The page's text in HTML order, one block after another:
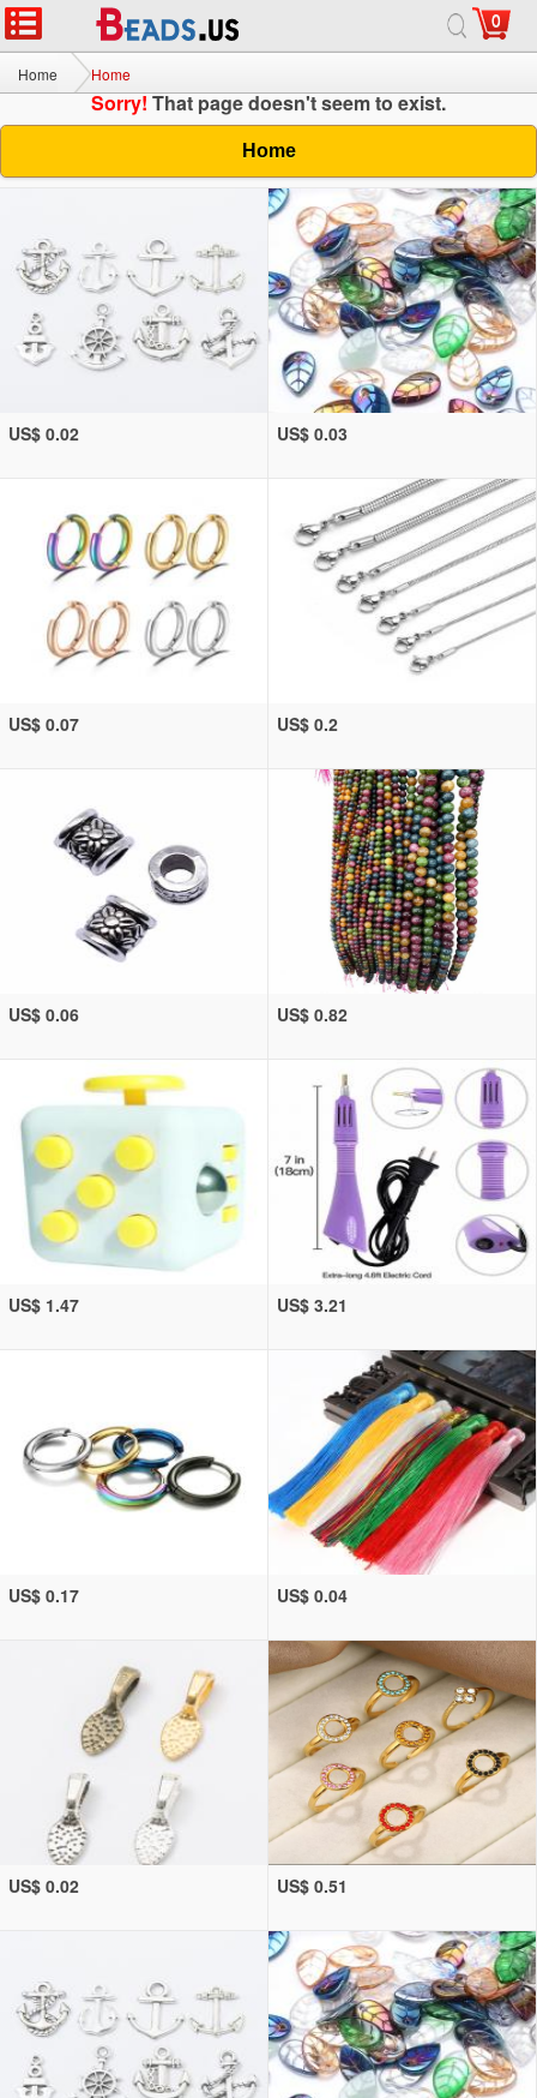
0
Home Home
Sorry!That page doesn't seem to exist.
Home
US$ 0.02 US$ 0.03
US$ 0.07 US$ 0.2
US$ 0.06 US$ 0.82
US$ 1.47 US$ 3.21
US$ 0.17 US$ 0.04
US$ 0.02 US$ 0.51